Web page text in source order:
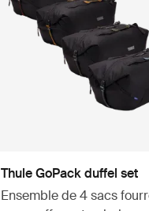
Thule GoPack duffel set
Ensemble de 4 sacs